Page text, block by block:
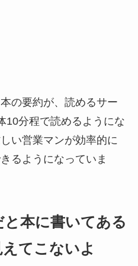
の要約が、読めるサー
10分程で読めるようにな
い営業マンが効率的に
るようになっていま
本に書いてある
てこないよ